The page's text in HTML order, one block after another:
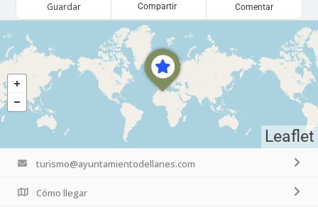
Guardar Compartir Comentar
Leaflet
turismo@ayuntamientodellanes.com
Cómo llegar